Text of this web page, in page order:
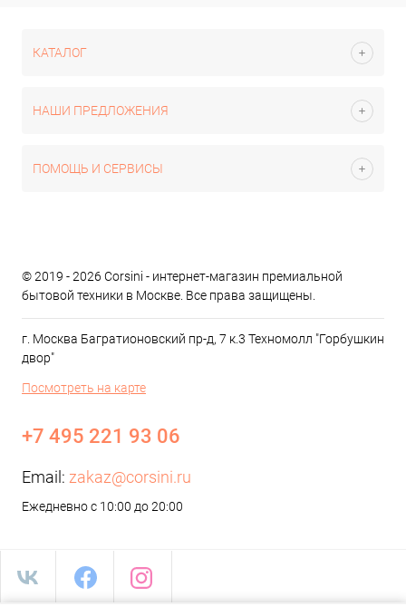
КАТАЛОГ
НАШИ ПРЕДЛОЖЕНИЯ
ПОМОЩЬ И СЕРВИСЫ
© 2019 - 2026 Corsini - интернет-магазин премиальной
бытовой техники в Москве. Все права защищены.
г. Москва Багратионовский пр-д, 7 к.3 Техномолл "Горбушкин
двор"
Посмотреть на карте
+7 495 221 93 06
Email: zakaz@corsini.ru
Ежедневно с 10:00 до 20:00